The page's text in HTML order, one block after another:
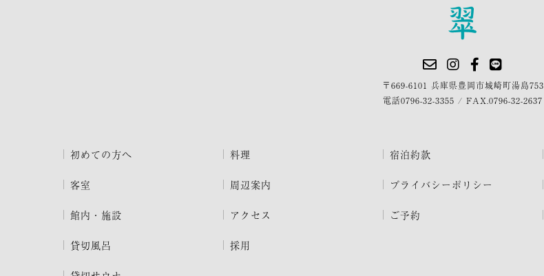
〒669-6101 兵庫県豊岡市城崎町湯島753
電話0796-32-3355 / FAX.0796-32-2637
初めての方へ
客室
館内・施設
貸切風呂
料理
周辺案内
アクセス
採用
宿泊約款
プライバシーポリシー
ご予約